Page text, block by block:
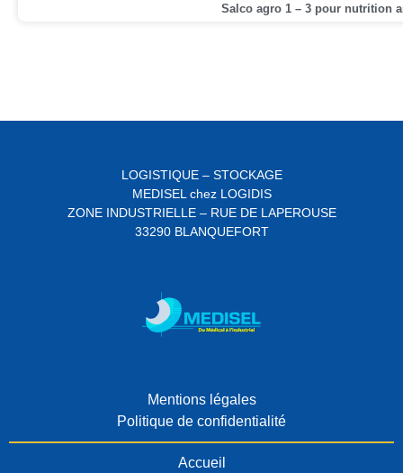
Salco agro 1 – 3 pour nutrition
LOGISTIQUE – STOCKAGE
MEDISEL chez LOGIDIS
ZONE INDUSTRIELLE – RUE DE LAPEROUSE
33290 BLANQUEFORT
Mentions légales
Politique de confidentialité
Accueil